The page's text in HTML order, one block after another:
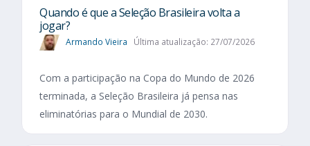
Quando é que a Seleção Brasileira volta a
jogar?
Armando Vieira Última atualização: 27/07/2026
Com a participação na Copa do Mundo de 2026
terminada, a Seleção Brasileira já pensa nas
eliminatórias para o Mundial de 2030.